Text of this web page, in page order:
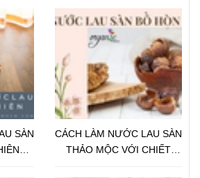
SÀN
CÁCH LÀM NƯỚC LAU SÀN
THẢO MỘC VỚI CHIẾT